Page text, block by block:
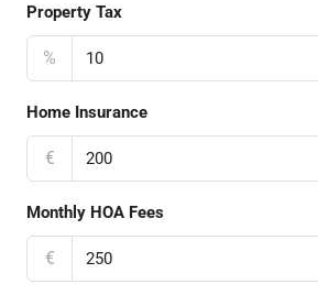
Property Tax
%
Home Insurance
€
Monthly HOA Fees
€